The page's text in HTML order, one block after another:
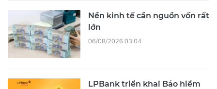
Nền kinh tế cần nguồn vốn rất
lớn
06/08/2026 03:04
LPBank triển khai Bảo hiểm